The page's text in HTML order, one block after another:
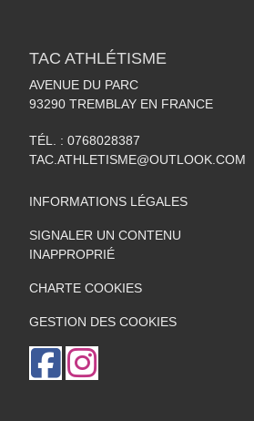
TAC ATHLÉTISME
AVENUE DU PARC
93290 TREMBLAY EN FRANCE
TÉL. : 0768028387
TAC.ATHLETISME@OUTLOOK.COM
INFORMATIONS LÉGALES
SIGNALER UN CONTENU
INAPPROPRIÉ
CHARTE COOKIES
GESTION DES COOKIES